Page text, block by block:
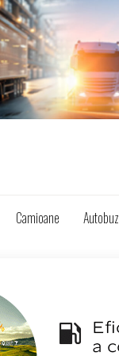
Camioane